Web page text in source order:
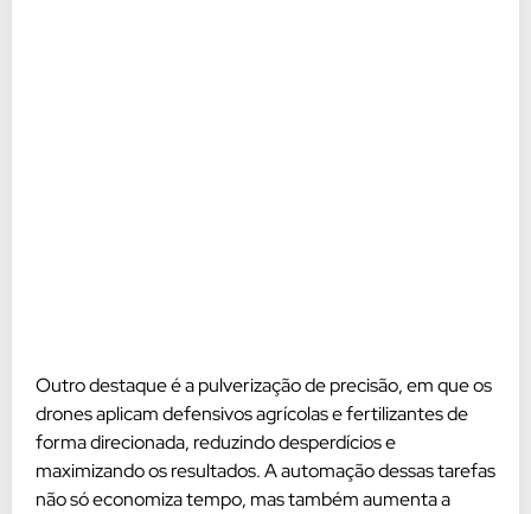
Outro destaque é a pulverização de precisão, em que os
drones aplicam defensivos agrícolas e fertilizantes de
forma direcionada, reduzindo desperdícios e
maximizando os resultados. A automação dessas tarefas
não só economiza tempo, mas também aumenta a